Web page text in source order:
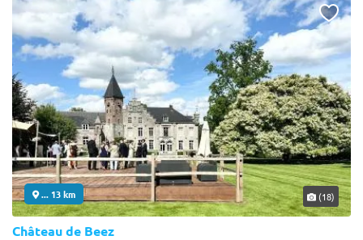
... 13 km (18)
Château de Beez